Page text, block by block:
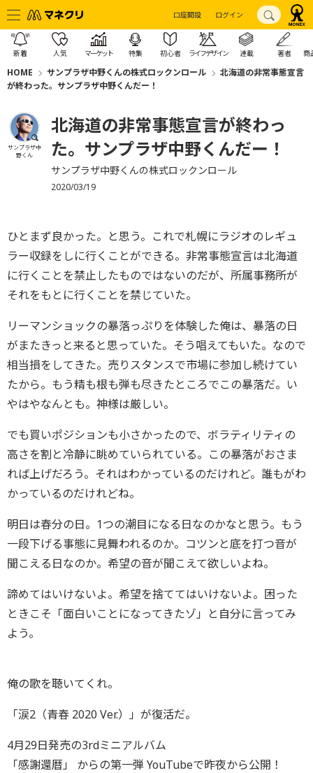
口座開設 ログイン
新着 人気 マーケット 特集 初心者 ライフデザイン 連載 著者 商
HOME サンプラザ中野くんの株式ロックンロール
北海道の非常事態宣言
が終わった。サンプラザ中野くんだー！
サンプラザ中
野くん
北海道の非常事態宣言が終わっ
た。サンプラザ中野くんだー！
サンプラザ中野くんの株式ロックンロール
2020/03/19
ひとまず良かった。と思う。これで札幌にラジオのレギュ
ラー収録をしに行くことができる。非常事態宣言は北海道
に行くことを禁止したものではないのだが、所属事務所が
それをもとに行くことを禁じていた。
リーマンショックの暴落っぷりを体験した俺は、暴落の日
がまたきっと来ると思っていた。そう唱えてもいた。なので
相当損をしてきた。売りスタンスで市場に参加し続けてい
たから。もう精も根も弾も尽きたところでこの暴落だ。い
やはやなんとも。神様は厳しい。
でも買いポジションも小さかったので、ボラティリティの
高さを割と冷静に眺めていられている。この暴落がおさま
れば上げだろう。それはわかっているのだけれど。誰もがわ
かっているのだけれどね。
明日は春分の日。1つの潮目になる日なのかなと思う。もう
一段下げる事態に見舞われるのか。コツンと底を打つ音が
聞こえる日なのか。希望の音が聞こえて欲しいよね。
諦めてはいけないよ。希望を捨ててはいけないよ。困った
ときこそ「面白いことになってきたゾ」と自分に言ってみ
よう。
俺の歌を聴いてくれ。
「涙2（青春 2020 Ver.）」が復活だ。
4月29日発売の3rdミニアルバム
「感謝還暦」 からの第一弾 YouTubeで昨夜から公開！